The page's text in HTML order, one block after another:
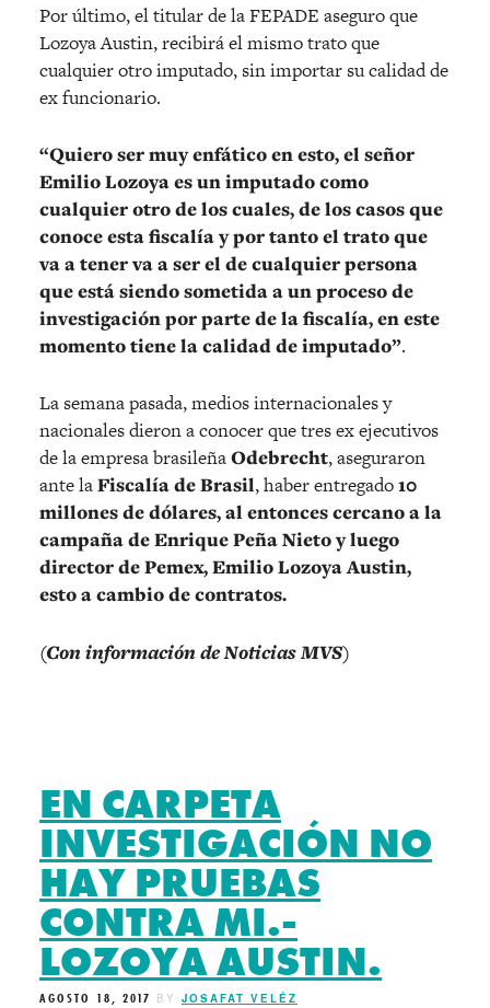
Por último, el titular de la FEPADE aseguro que
Lozoya Austin, recibirá el mismo trato que
cualquier otro imputado, sin importar su calidad de
ex funcionario.
“Quiero ser muy enfático en esto, el señor
Emilio Lozoya es un imputado como
cualquier otro de los cuales, de los casos que
conoce esta fiscalía y por tanto el trato que
va a tener va a ser el de cualquier persona
que está siendo sometida a un proceso de
investigación por parte de la fiscalía, en este
momento tiene la calidad de imputado”.
La semana pasada, medios internacionales y
nacionales dieron a conocer que tres ex ejecutivos
de la empresa brasileñaOdebrecht, aseguraron
ante laFiscalía de Brasil, haber entregado10
millones de dólares, al entonces cercano a la
campaña de Enrique Peña Nieto y luego
director de Pemex, Emilio Lozoya Austin,
esto a cambio de contratos.
(Con información de Noticias MVS)
EN CARPETA
INVESTIGACIÓN NO
HAY PRUEBAS
CONTRA MI.-
LOZOYA AUSTIN.
AGOSTO 18, 2017 BY JOSAFAT VELÉZ